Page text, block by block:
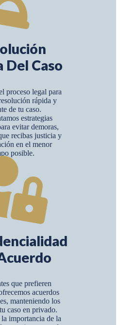
Del Caso
proceso legal para
rápida y
de tu caso.
estrategias
evitar demoras,
recibas justicia y
en el menor
posible.
que prefieren
acuerdos
manteniendo los
caso en privado.
importancia de la